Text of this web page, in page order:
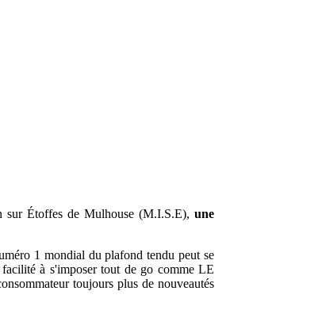
sur Étoffes de Mulhouse (M.I.S.E),une
1 mondial du plafond tendu peut se
à s'imposer tout de go comme LE
toujours plus de nouveautés